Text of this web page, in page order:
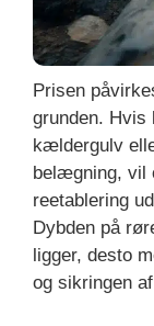
Prisen
grunden. Hvis
kældergulv
belægning, vil
reetablering
Dybden på
ligger, desto
og sikringen